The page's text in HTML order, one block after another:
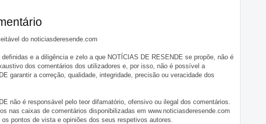
do noticiasderesende.com
definidas e a diligência e zelo a que NOTÍCIAS DE RESENDE se propõe, não é
dos comentários dos utilizadores e, por isso, não é possível a
garantir a correção, qualidade, integridade, precisão ou veracidade dos
não é responsável pelo teor difamatório, ofensivo ou ilegal dos comentários.
nas caixas de comentários disponibilizadas em www.noticiasderesende.com
pontos de vista e opiniões dos seus respetivos autores.